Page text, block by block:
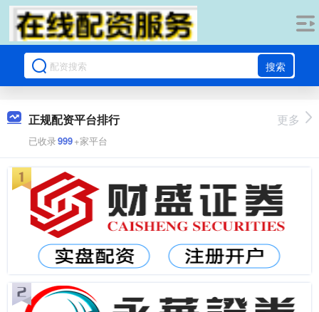
搜索
正规配资平台排行
已收录999+家平台
更多